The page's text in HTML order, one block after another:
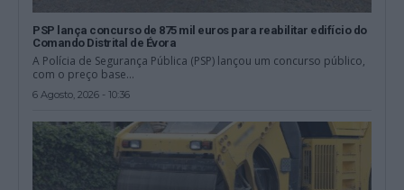
PSP lança concurso de 875 mil euros para reabilitar edifício do
Comando Distrital de Évora
A Polícia de Segurança Pública (PSP) lançou um concurso público,
com o preço base...
6 Agosto, 2026 - 10:36